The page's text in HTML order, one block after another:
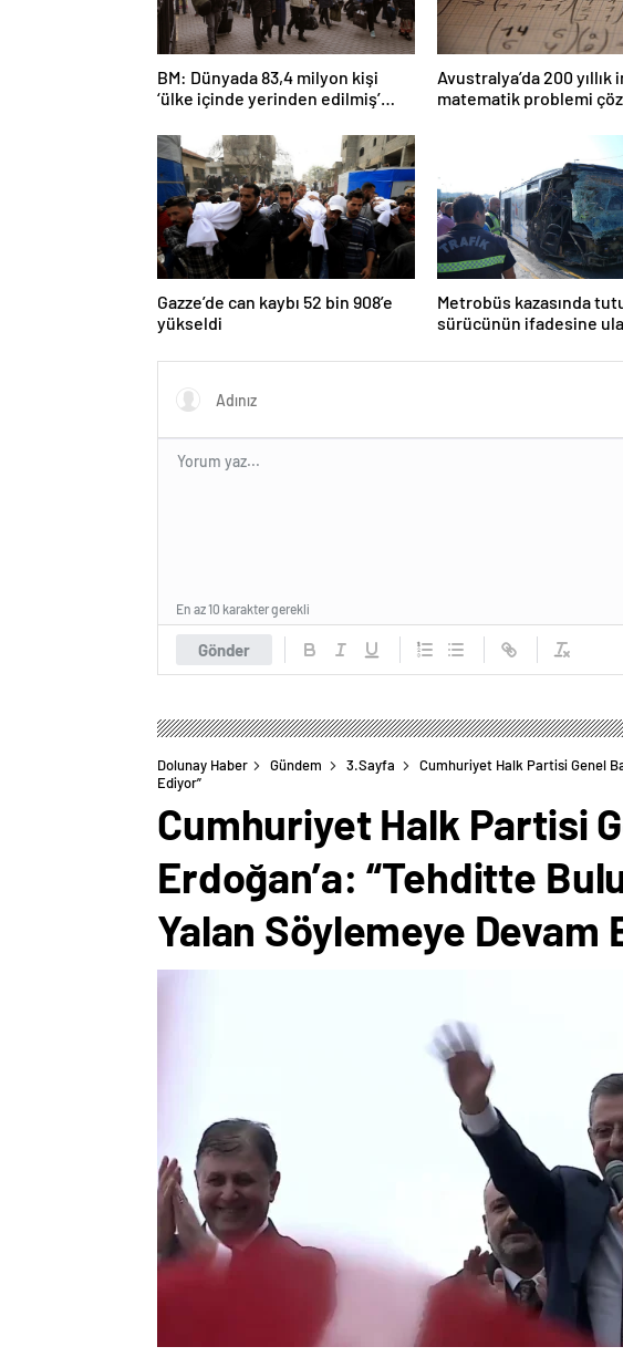
BM: Dünyada 83,4 milyon kişi
‘ülke içinde yerinden edilmiş’
Avustralya’da 200 yıllık
matematik problemi
Gazze’de can kaybı 52 bin 908’e
yükseldi
Metrobüs kazasında
sürücünün ifadesine
Gönder
En az 10 karakter gerekli
Dolunay Haber Gündem 3.Sayfa
Cumhuriyet Halk Partisi Genel
Ediyor”
Cumhuriyet Halk Partisi
Erdoğan’a: “Tehditte
Yalan Söylemeye Devam